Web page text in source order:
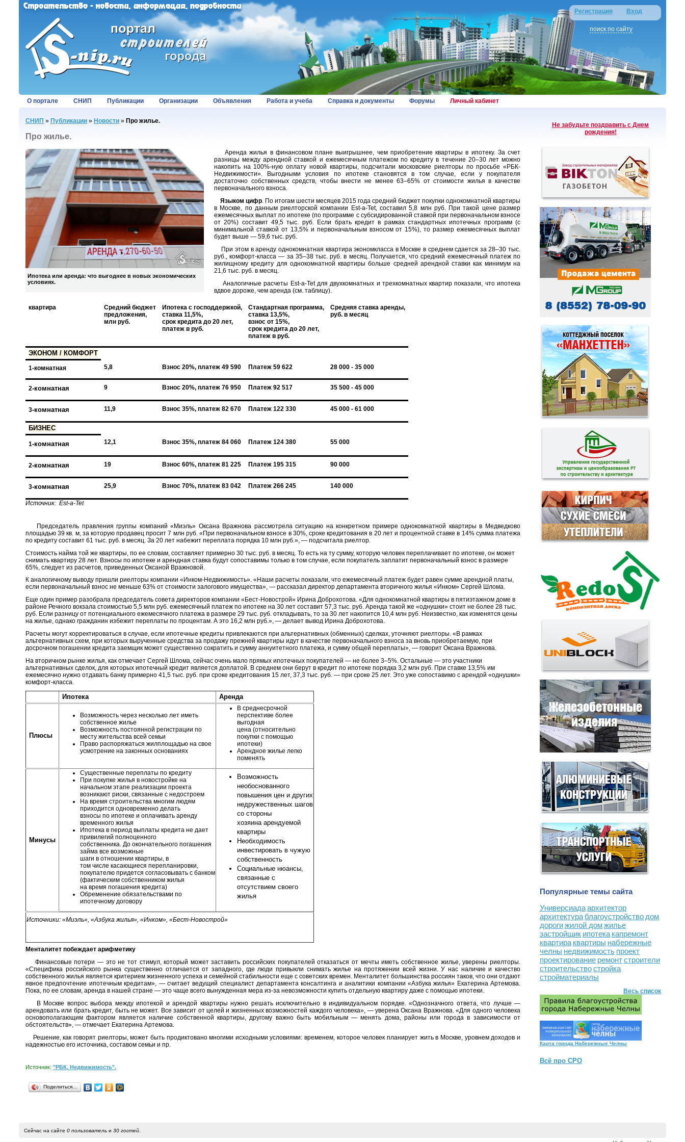
Регистрация Вход
поиск по сайту
О портале СНИП Публикации Организации Объявления Работа и учеба Справка и документы Форумы Личный кабинет
СНИП » Публикации » Новости » Про жилье.
Про жилье.
Ипотека или аренда: что выгоднее в новых экономических
условиях.
Аренда жилья в финансовом плане выигрышнее, чем приобретение квартиры в ипотеку. За счет
разницы между арендной ставкой и ежемесячным платежом по кредиту в течение 20–30 лет можно
накопить на 100%-ную оплату новой квартиры, подсчитали московские риелторы по просьбе «РБК-
Недвижимости». Выгодными условия по ипотеке становятся в том случае, если у покупателя
достаточно собственных средств, чтобы внести не менее 63–65% от стоимости жилья в качестве
первоначального взноса.
Языком цифр. По итогам шести месяцев 2015 года средний бюджет покупки однокомнатной квартиры
в Москве, по данным риелторской компании Est-a-Tet, составил 5,8 млн руб. При такой цене размер
ежемесячных выплат по ипотеке (по программе с субсидированной ставкой при первоначальном взносе
от 20%) составит 49,5 тыс. руб. Если брать кредит в рамках стандартных ипотечных программ (с
минимальной ставкой от 13,5% и первоначальным взносом от 15%), то размер ежемесячных выплат
будет выше — 59,6 тыс. руб.
При этом в аренду однокомнатная квартира экономкласса в Москве в среднем сдается за 28–30 тыс.
руб., комфорт-класса — за 35–38 тыс. руб. в месяц. Получается, что средний ежемесячный платеж по
жилищному кредиту для однокомнатной квартиры больше средней арендной ставки как минимум на
21,6 тыс. руб. в месяц.
Аналогичные расчеты Est-a-Tet для двухкомнатных и трехкомнатных квартир показали, что ипотека
вдвое дороже, чем аренда (см. таблицу).
квартира
Средний бюджет
предложения,
млн руб.
Ипотека с господдержкой,
ставка 11,5%,
срок кредита до 20 лет,
платеж в руб.
Стандартная программа,
ставка 13,5%,
взнос от 15%,
срок кредита до 20 лет,
платеж в руб.
Средняя ставка аренды,
руб. в месяц
ЭКОНОМ / КОМФОРТ
1-комнатная 5,8 Взнос 20%, платеж 49 590 Платеж 59 622 28 000 - 35 000
2-комнатная 9 Взнос 20%, платеж 76 950 Платеж 92 517 35 500 - 45 000
3-комнатная 11,9 Взнос 35%, платеж 82 670 Платеж 122 330 45 000 - 61 000
БИЗНЕС
1-комнатная 12,1 Взнос 35%, платеж 84 060 Платеж 124 380 55 000
2-комнатная 19 Взнос 60%, платеж 81 225 Платеж 195 315 90 000
3-комнатная 25,9 Взнос 70%, платеж 83 042 Платеж 266 245 140 000
Источник: Est-a-Tet
Председатель правления группы компаний «Миэль» Оксана Вражнова рассмотрела ситуацию на конкретном примере однокомнатной квартиры в Медведково
площадью 39 кв. м, за которую продавец просит 7 млн руб. «При первоначальном взносе в 30%, сроке кредитования в 20 лет и процентной ставке в 14% сумма платежа
по кредиту составит 61 тыс. руб. в месяц. За 20 лет набежит переплата порядка 10 млн руб.», — подсчитала риелтор.
Стоимость найма той же квартиры, по ее словам, составляет примерно 30 тыс. руб. в месяц. То есть на ту сумму, которую человек переплачивает по ипотеке, он может
снимать квартиру 28 лет. Взносы по ипотеке и арендная ставка будут сопоставимы только в том случае, если покупатель заплатит первоначальный взнос в размере
65%, следует из расчетов, приведенных Оксаной Вражновой.
К аналогичному выводу пришли риелторы компании «Инком-Недвижимость». «Наши расчеты показали, что ежемесячный платеж будет равен сумме арендной платы,
если первоначальный взнос не меньше 63% от стоимости залогового имущества», — рассказал директор департамента вторичного жилья «Инком» Сергей Шлома.
Еще один пример разобрала председатель совета директоров компании «Бест-Новострой» Ирина Доброхотова. «Для однокомнатной квартиры в пятиэтажном доме в
районе Речного вокзала стоимостью 5,5 млн руб. ежемесячный платеж по ипотеке на 30 лет составит 57,3 тыс. руб. Аренда такой же «однушки» стоит не более 28 тыс.
руб. Если разницу от потенциального ежемесячного платежа в размере 29 тыс. руб. откладывать, то за 30 лет накопится 10,4 млн руб. Неизвестно, как изменятся цены
на жилье, однако гражданин избежит переплаты по процентам. А это 16,2 млн руб.», — делает вывод Ирина Доброхотова.
Расчеты могут корректироваться в случае, если ипотечные кредиты привлекаются при альтернативных (обменных) сделках, уточняют риелторы. «В рамках
альтернативных схем, при которых вырученные средства за продажу прежней квартиры идут в качестве первоначального взноса за вновь приобретаемую, при
досрочном погашении кредита заемщик может существенно сократить и сумму аннуитетного платежа, и сумму общей переплаты», — говорит Оксана Вражнова.
На вторичном рынке жилья, как отмечает Сергей Шлома, сейчас очень мало прямых ипотечных покупателей — не более 3–5%. Остальные — это участники
альтернативных сделок, для которых ипотечный кредит является доплатой. В среднем они берут в кредит по ипотеке порядка 3,2 млн руб. При ставке 13,5% им
ежемесячно нужно отдавать банку примерно 41,5 тыс. руб. при сроке кредитования 15 лет, 37,3 тыс. руб. — при сроке 25 лет. Это уже сопоставимо с арендой «однушки»
комфорт-класса.
Ипотека Аренда
Плюсы
Возможность через несколько лет иметь
собственное жилье
Возможность постоянной регистрации по
месту жительства всей семьи
Право распоряжаться жилплощадью на свое
усмотрение на законных основаниях
В среднесрочной
перспективе более
выгодная
цена (относительно
покупки с помощью
ипотеки)
Арендное жилье легко
поменять
Минусы
Существенные переплаты по кредиту
При покупке жилья в новостройке на
начальном этапе реализации проекта
возникают риски, связанные с недостроем
На время строительства многим людям
приходится одновременно делать
взносы по ипотеке и оплачивать аренду
временного жилья
Ипотека в период выплаты кредита не дает
привилегий полноценного
собственника. До окончательного погашения
займа все возможные
шаги в отношении квартиры, в
том числе касающиеся перепланировки,
покупателю придется согласовывать с банком
(фактическим собственником жилья
на время погашения кредита)
Обременение обязательствами по
ипотечному договору
Возможность
необоснованного
повышения цен и других
недружественных шагов
со стороны
хозяина арендуемой
квартиры
Необходимость
инвестировать в чужую
собственность
Социальные нюансы,
связанные с
отсутствием своего
жилья
Источники: «Миэль», «Азбука жилья», «Инком», «Бест-Новострой»
Менталитет побеждает арифметику
Финансовые потери — это не тот стимул, который может заставить российских покупателей отказаться от мечты иметь собственное жилье, уверены риелторы.
«Специфика российского рынка существенно отличается от западного, где люди привыкли снимать жилье на протяжении всей жизни. У нас наличие и качество
собственного жилья является критерием жизненного успеха и семейной стабильности еще с советских времен. Менталитет большинства россиян таков, что они отдают
явное предпочтение ипотечным кредитам», — считает ведущий специалист департамента консалтинга и аналитики компании «Азбука жилья» Екатерина Артемова.
Пока, по ее словам, аренда в нашей стране — это чаще всего вынужденная мера из-за невозможности купить отдельную квартиру даже с помощью ипотеки.
В Москве вопрос выбора между ипотекой и арендой квартиры нужно решать исключительно в индивидуальном порядке. «Однозначного ответа, что лучше —
арендовать или брать кредит, быть не может. Все зависит от целей и жизненных возможностей каждого человека», — уверена Оксана Вражнова. «Для одного человека
основополагающим фактором является наличие собственной квартиры, другому важно быть мобильным — менять дома, районы или города в зависимости от
обстоятельств», — отмечает Екатерина Артемова.
Решение, как говорят риелторы, может быть продиктовано многими исходными условиями: временем, которое человек планирует жить в Москве, уровнем доходов и
надежностью его источника, составом семьи и пр.
Источник: "РБК. Недвижимость".
Поделиться…
Не забудьте поздравить с Днем
рождения!
Популярные темы сайта
Универсиадаархитектор
архитектура благоустройство дом
дорогижилой домжилье
застройщик ипотека капремонт
квартира квартиры набережные
челны недвижимость проект
проектирование ремонтстроители
строительствостройка
стройматериалы
Весь список
Карта города Набережные Челны
Всё про СРО
Сейчас на сайте 0 пользовательи 30 гостей.